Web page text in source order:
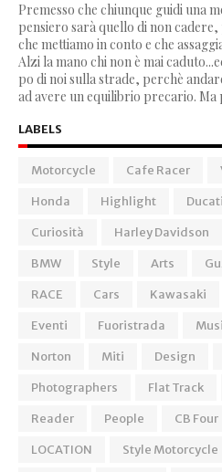
Premesso che chiunque guidi una
pensiero sarà quello di non
che mettiamo in conto e che
Alzi la mano chi non è mai
po di noi sulla strade, perchè
ad avere un equilibrio precario. Ma
LABELS
Motorcycle Cafe Racer
Honda
Highlight Ducati
Curiosità
Harley Davidson
BMW
Style Arts
RACE
Cars Kawasaki
Eventi
Fuoristrada
Norton
Miti Design
Photographers
Flat Track
Reader
People CB Four
LOCATION
Style Motorcycle